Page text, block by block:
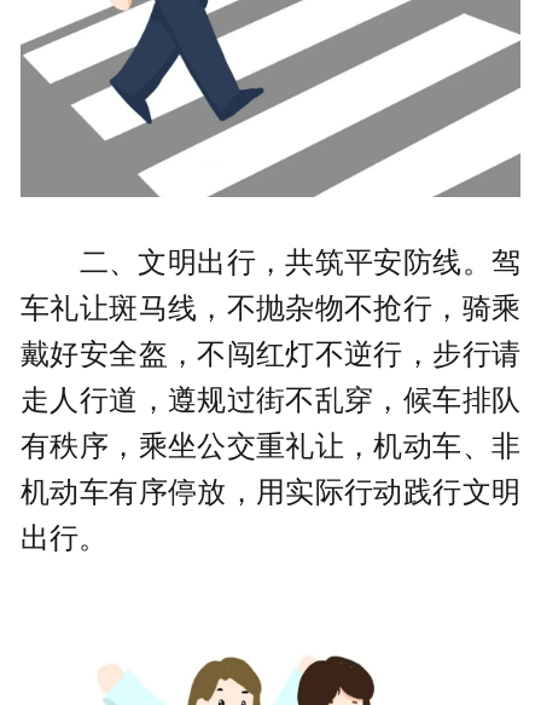
二、文明出行，共筑平安防线。驾
车礼让斑马线，不抛杂物不抢行，骑乘
戴好安全盔，不闯红灯不逆行，步行请
走人行道，遵规过街不乱穿，候车排队
有秩序，乘坐公交重礼让，机动车、非
机动车有序停放，用实际行动践行文明
出行。